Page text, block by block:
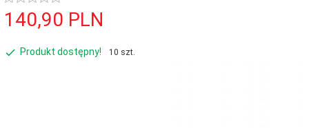
140,90 PLN
Produkt dostępny! 10 szt.